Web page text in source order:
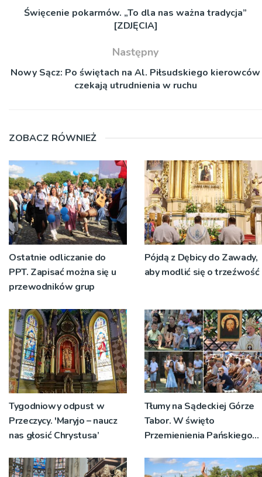
Święcenie pokarmów. „To dla nas ważna tradycja”
[ZDJĘCIA]
Następny
Nowy Sącz: Po świętach na Al. Piłsudskiego kierowców
czekają utrudnienia w ruchu
ZOBACZ RÓWNIEŻ
Ostatnie odliczanie do
PPT. Zapisać można się u
przewodników grup
Pójdą z Dębicy do Zawady,
aby modlić się o trzeźwość
Tygodniowy odpust w
Przeczycy. 'Maryjo – naucz
nas głosić Chrystusa’
Tłumy na Sądeckiej Górze
Tabor. W święto
Przemienienia Pańskiego
znaczeniu Sakramentów